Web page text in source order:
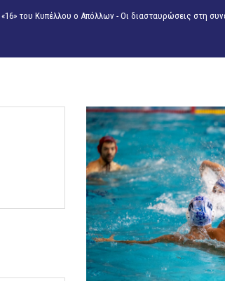
του Κυπέλλου ο Απόλλων - Οι διασταυρώσεις στη